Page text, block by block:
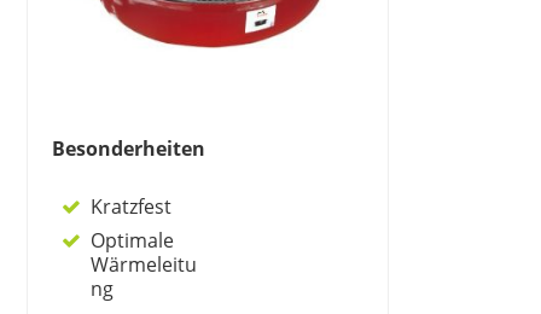
Besonderheiten
Kratzfest
Optimale
Wärmeleitu
ng